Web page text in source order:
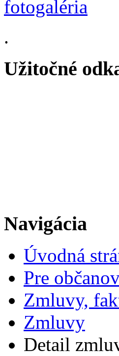
.
Užitočné
Navigácia
Úvodná
Pre
Zmluvy,
Zmluvy
Detail